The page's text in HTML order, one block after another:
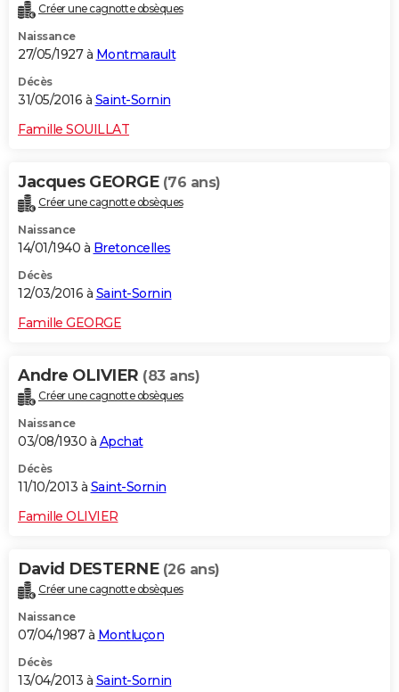
Créer une cagnotte obsèques
Naissance
27/05/1927 à Montmarault
Décès
31/05/2016 à Saint-Sornin
Famille SOUILLAT
Jacques GEORGE (76 ans)
Créer une cagnotte obsèques
Naissance
14/01/1940 à Bretoncelles
Décès
12/03/2016 à Saint-Sornin
Famille GEORGE
Andre OLIVIER (83 ans)
Créer une cagnotte obsèques
Naissance
03/08/1930 à Apchat
Décès
11/10/2013 à Saint-Sornin
Famille OLIVIER
David DESTERNE (26 ans)
Créer une cagnotte obsèques
Naissance
07/04/1987 à Montluçon
Décès
13/04/2013 à Saint-Sornin